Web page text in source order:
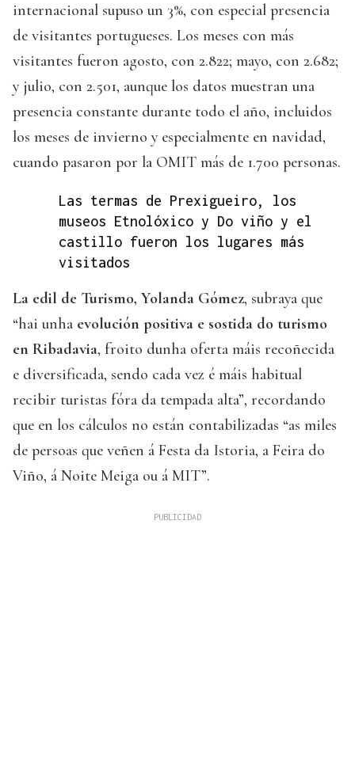
internacional supuso un 3%, con especial presencia
de visitantes portugueses. Los meses con más
visitantes fueron agosto, con 2.822; mayo, con 2.682;
y julio, con 2.501, aunque los datos muestran una
presencia constante durante todo el año, incluidos
los meses de invierno y especialmente en navidad,
cuando pasaron por la OMIT más de 1.700 personas.
Las termas de Prexigueiro, los
museos Etnolóxico y Do viño y el
castillo fueron los lugares más
visitados
La edil de Turismo, Yolanda Gómez, subraya que
“hai unha evolución positiva e sostida do turismo
en Ribadavia, froito dunha oferta máis recoñecida
e diversificada, sendo cada vez é máis habitual
recibir turistas fóra da tempada alta”, recordando
que en los cálculos no están contabilizadas “as miles
de persoas que veñen á Festa da Istoria, a Feira do
Viño, á Noite Meiga ou á MIT”.